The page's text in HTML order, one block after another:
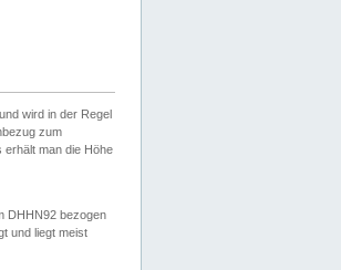
wird in der Regel
zum
erhält man die Höhe
DHHN92 bezogen
und liegt meist